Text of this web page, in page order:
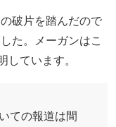
破片を踏んだので
た。メーガンはこ
ています。
ての報道は間